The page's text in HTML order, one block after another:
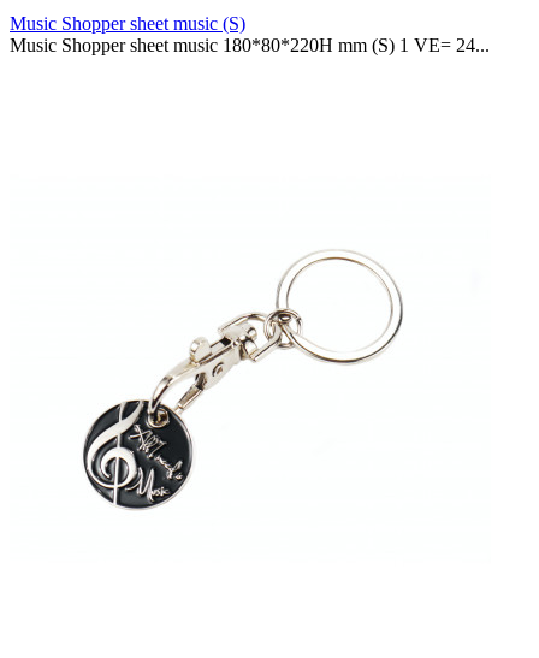
Music Shopper sheet music (S)
Music Shopper sheet music 180*80*220H mm (S) 1 VE= 24...